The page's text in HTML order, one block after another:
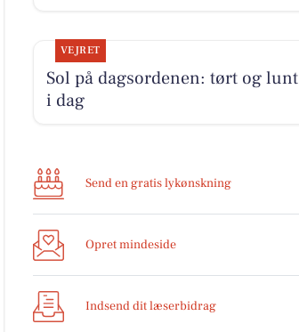
VEJRET
Sol på dagsordenen: tørt og lunt
i dag
Send en gratis lykønskning
Opret mindeside
Indsend dit læserbidrag